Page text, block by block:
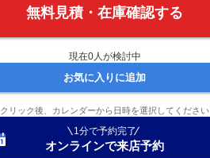
無料見積・在庫確認する
現在0人が検討中
お気に入りに追加
クリック後、カレンダーから日時を選択してください
1分で予約完了
オンラインで来店予約